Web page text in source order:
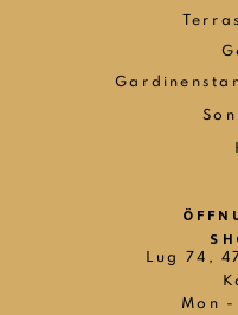
Lug 74,
Mon